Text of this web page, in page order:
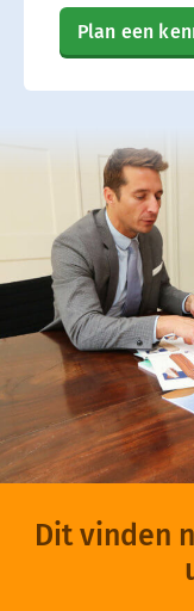
Plan een
Dit vinden